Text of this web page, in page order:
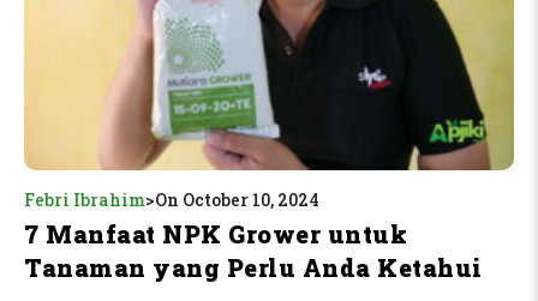
Febri Ibrahim>On October 10, 2024
7 Manfaat NPK Grower untuk
Tanaman yang Perlu Anda Ketahui